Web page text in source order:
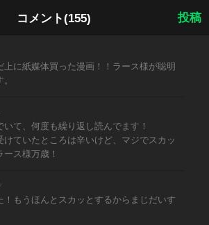
コメント(155) 投稿
上に紙媒体買った漫画！！ラース様が聡明
て、何度も繰り返し読んでます！
けていたところは辛いけど、マジでスカッ
ス様万歳！
！もうほんとスカッとするからまじだいす